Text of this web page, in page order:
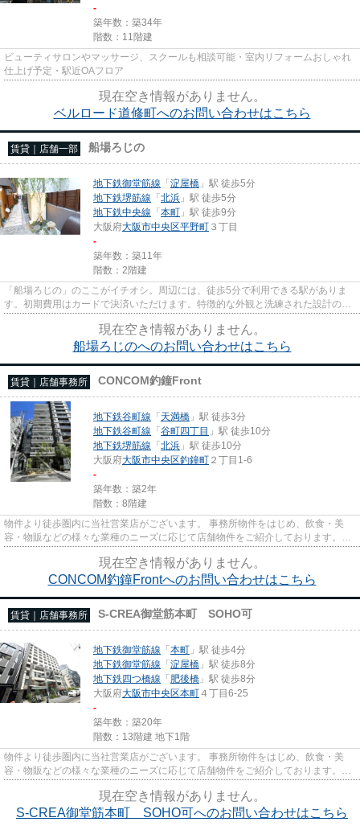
-
築年数：築34年
階数：11階建
ビューティサロンやマッサージ、スクールも相談可能・室内リフォームおしゃれ
仕上げ予定・駅近OAフロア
現在空き情報がありません。
ベルロード道修町へのお問い合わせはこちら
賃貸｜店舗一部 船場ろじの
地下鉄御堂筋線 「淀屋橋 」駅 徒歩5分
地下鉄堺筋線 「北浜 」駅 徒歩5分
地下鉄中央線 「本町 」駅 徒歩9分
大阪府大阪市中央区平野町 ３丁目
-
築年数：築11年
階数：2階建
「船場ろじの」のここがイチオシ。周辺には、徒歩5分で利用できる駅がありま
す。初期費用はカードで決済いただけます。特徴的な外観と洗練された設計の内
装を持つデザイナーズ。
現在空き情報がありません。
船場ろじのへのお問い合わせはこちら
賃貸｜店舗事務所 CONCOM釣鐘Front
地下鉄谷町線 「天満橋 」駅 徒歩3分
地下鉄谷町線 「谷町四丁目 」駅 徒歩10分
地下鉄堺筋線 「北浜 」駅 徒歩10分
大阪府大阪市中央区釣鐘町 ２丁目1-6
-
築年数：築2年
階数：8階建
物件より徒歩圏内に当社営業店がございます。 事務所物件をはじめ、飲食・美
容・物販などの様々な業種のニーズに応じて店舗物件をご紹介しております。
尚、弊社ではおとり広告は一切...
現在空き情報がありません。
CONCOM釣鐘Frontへのお問い合わせはこちら
賃貸｜店舗事務所 S-CREA御堂筋本町 SOHO可
地下鉄御堂筋線 「本町 」駅 徒歩4分
地下鉄御堂筋線 「淀屋橋 」駅 徒歩8分
地下鉄四つ橋線 「肥後橋 」駅 徒歩8分
大阪府大阪市中央区本町 ４丁目6-25
-
築年数：築20年
階数：13階建 地下1階
物件より徒歩圏内に当社営業店がございます。 事務所物件をはじめ、飲食・美
容・物販などの様々な業種のニーズに応じて店舗物件をご紹介しております。
尚、弊社ではおとり広告は一切...
現在空き情報がありません。
S-CREA御堂筋本町 SOHO可へのお問い合わせはこちら